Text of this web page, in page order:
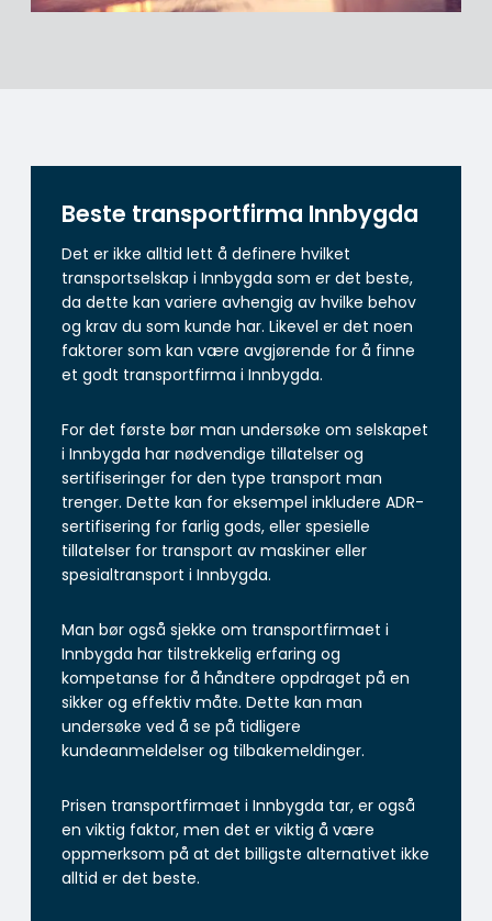
Beste transportfirma Innbygda
Det er ikke alltid lett å definere hvilket
transportselskap i Innbygda som er det beste,
da dette kan variere avhengig av hvilke behov
og krav du som kunde har. Likevel er det noen
faktorer som kan være avgjørende for å finne
et godt transportfirma i Innbygda.
For det første bør man undersøke om selskapet
i Innbygda har nødvendige tillatelser og
sertifiseringer for den type transport man
trenger. Dette kan for eksempel inkludere ADR-
sertifisering for farlig gods, eller spesielle
tillatelser for transport av maskiner eller
spesialtransport i Innbygda.
Man bør også sjekke om transportfirmaet i
Innbygda har tilstrekkelig erfaring og
kompetanse for å håndtere oppdraget på en
sikker og effektiv måte. Dette kan man
undersøke ved å se på tidligere
kundeanmeldelser og tilbakemeldinger.
Prisen transportfirmaet i Innbygda tar, er også
en viktig faktor, men det er viktig å være
oppmerksom på at det billigste alternativet ikke
alltid er det beste.